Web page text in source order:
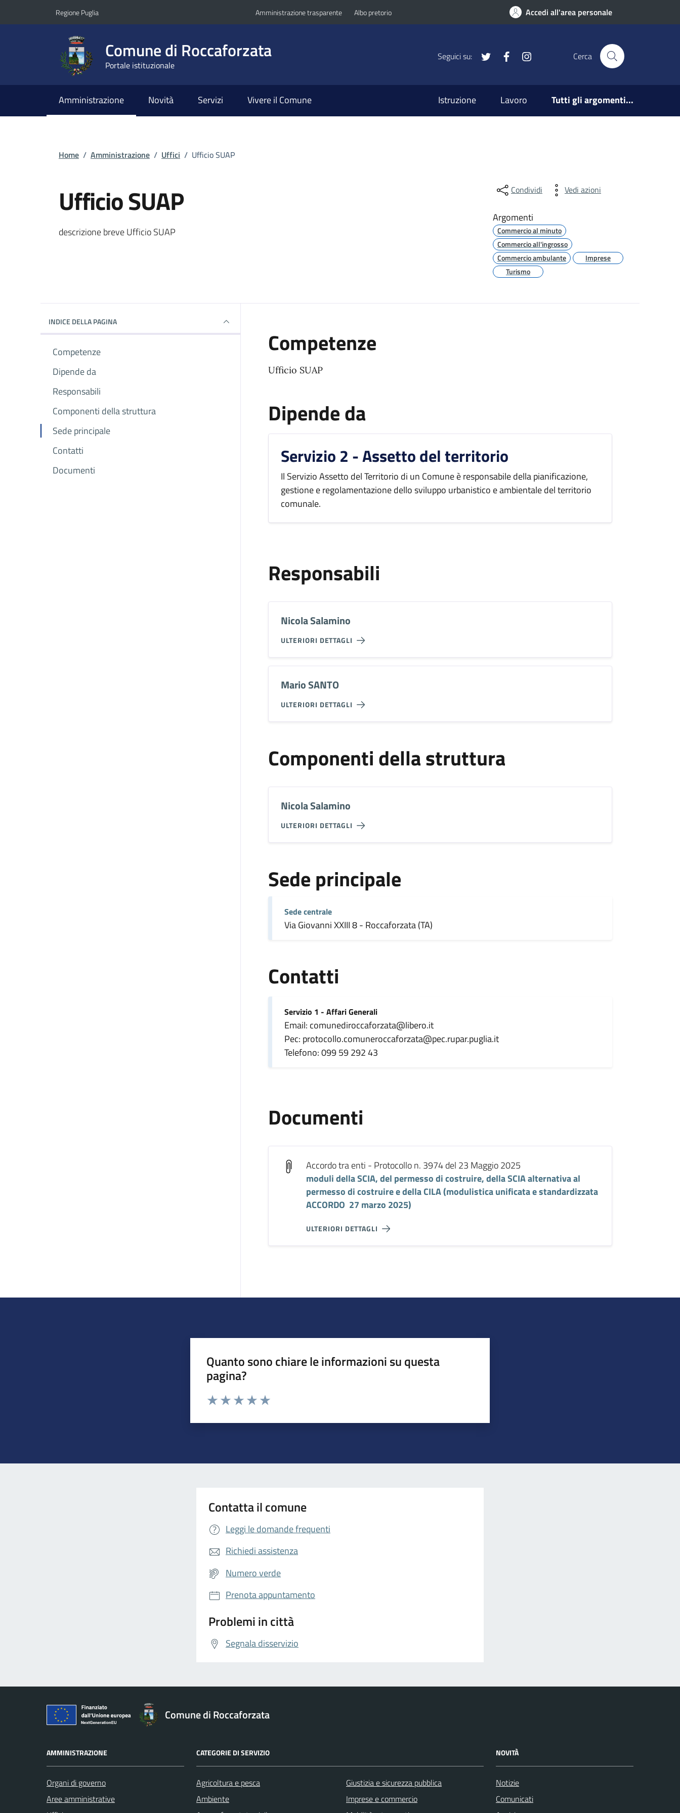
Regione Puglia Amministrazione trasparente Albo pretorio Accedi all'area personale
Comune di Roccaforzata
Portale istituzionale
Seguici su: Facebook Cerca
Amministrazione Novità Servizi Vivere il Comune Istruzione Lavoro Tutti gli argomenti...
Home / Amministrazione / Uffici / Ufficio SUAP
Ufficio SUAP
descrizione breve Ufficio SUAP
Condividi Vedi azioni
Argomenti
Commercio al minuto
Commercio all'ingrosso
Commercio ambulante
Imprese
Turismo
INDICE DELLA PAGINA
Competenze
Dipende da
Responsabili
Componenti della struttura
Sede principale
Contatti
Documenti
Competenze
Ufficio SUAP
Dipende da
Servizio 2 - Assetto del territorio
Il Servizio Assetto del Territorio di un Comune è responsabile della pianificazione,
gestione e regolamentazione dello sviluppo urbanistico e ambientale del territorio
comunale.
Responsabili
Nicola Salamino
ULTERIORI DETTAGLI
Mario SANTO
ULTERIORI DETTAGLI
Componenti della struttura
Nicola Salamino
ULTERIORI DETTAGLI
Sede principale
Sede centrale
Via Giovanni XXIII 8 - Roccaforzata (TA)
Contatti
Servizio 1 - Affari Generali
Email: comunediroccaforzata@libero.it
Pec: protocollo.comuneroccaforzata@pec.rupar.puglia.it
Telefono: 099 59 292 43
Documenti
Accordo tra enti - Protocollo n. 3974 del 23 Maggio 2025
moduli della SCIA, del permesso di costruire, della SCIA alternativa al
permesso di costruire e della CILA (modulistica unificata e standardizzata
ACCORDO 27 marzo 2025)
ULTERIORI DETTAGLI
Quanto sono chiare le informazioni su questa
pagina?
Valuta da 1 a 5 stelle la pagina
Contatta il comune
Leggi le domande frequenti
Richiedi assistenza
Numero verde
Prenota appuntamento
Problemi in città
Segnala disservizio
Comune di Roccaforzata
AMMINISTRAZIONE
Organi di governo
Aree amministrative
CATEGORIE DI SERVIZIO
Agricoltura e pesca
Ambiente
Giustizia e sicurezza pubblica
Imprese e commercio
NOVITÀ
Notizie
Comunicati